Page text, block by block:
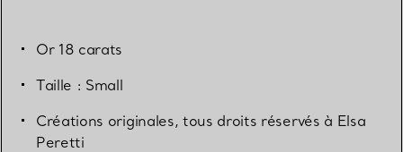
Or 18 carats
Taille : Small
Créations originales, tous droits réservés à Elsa
Peretti